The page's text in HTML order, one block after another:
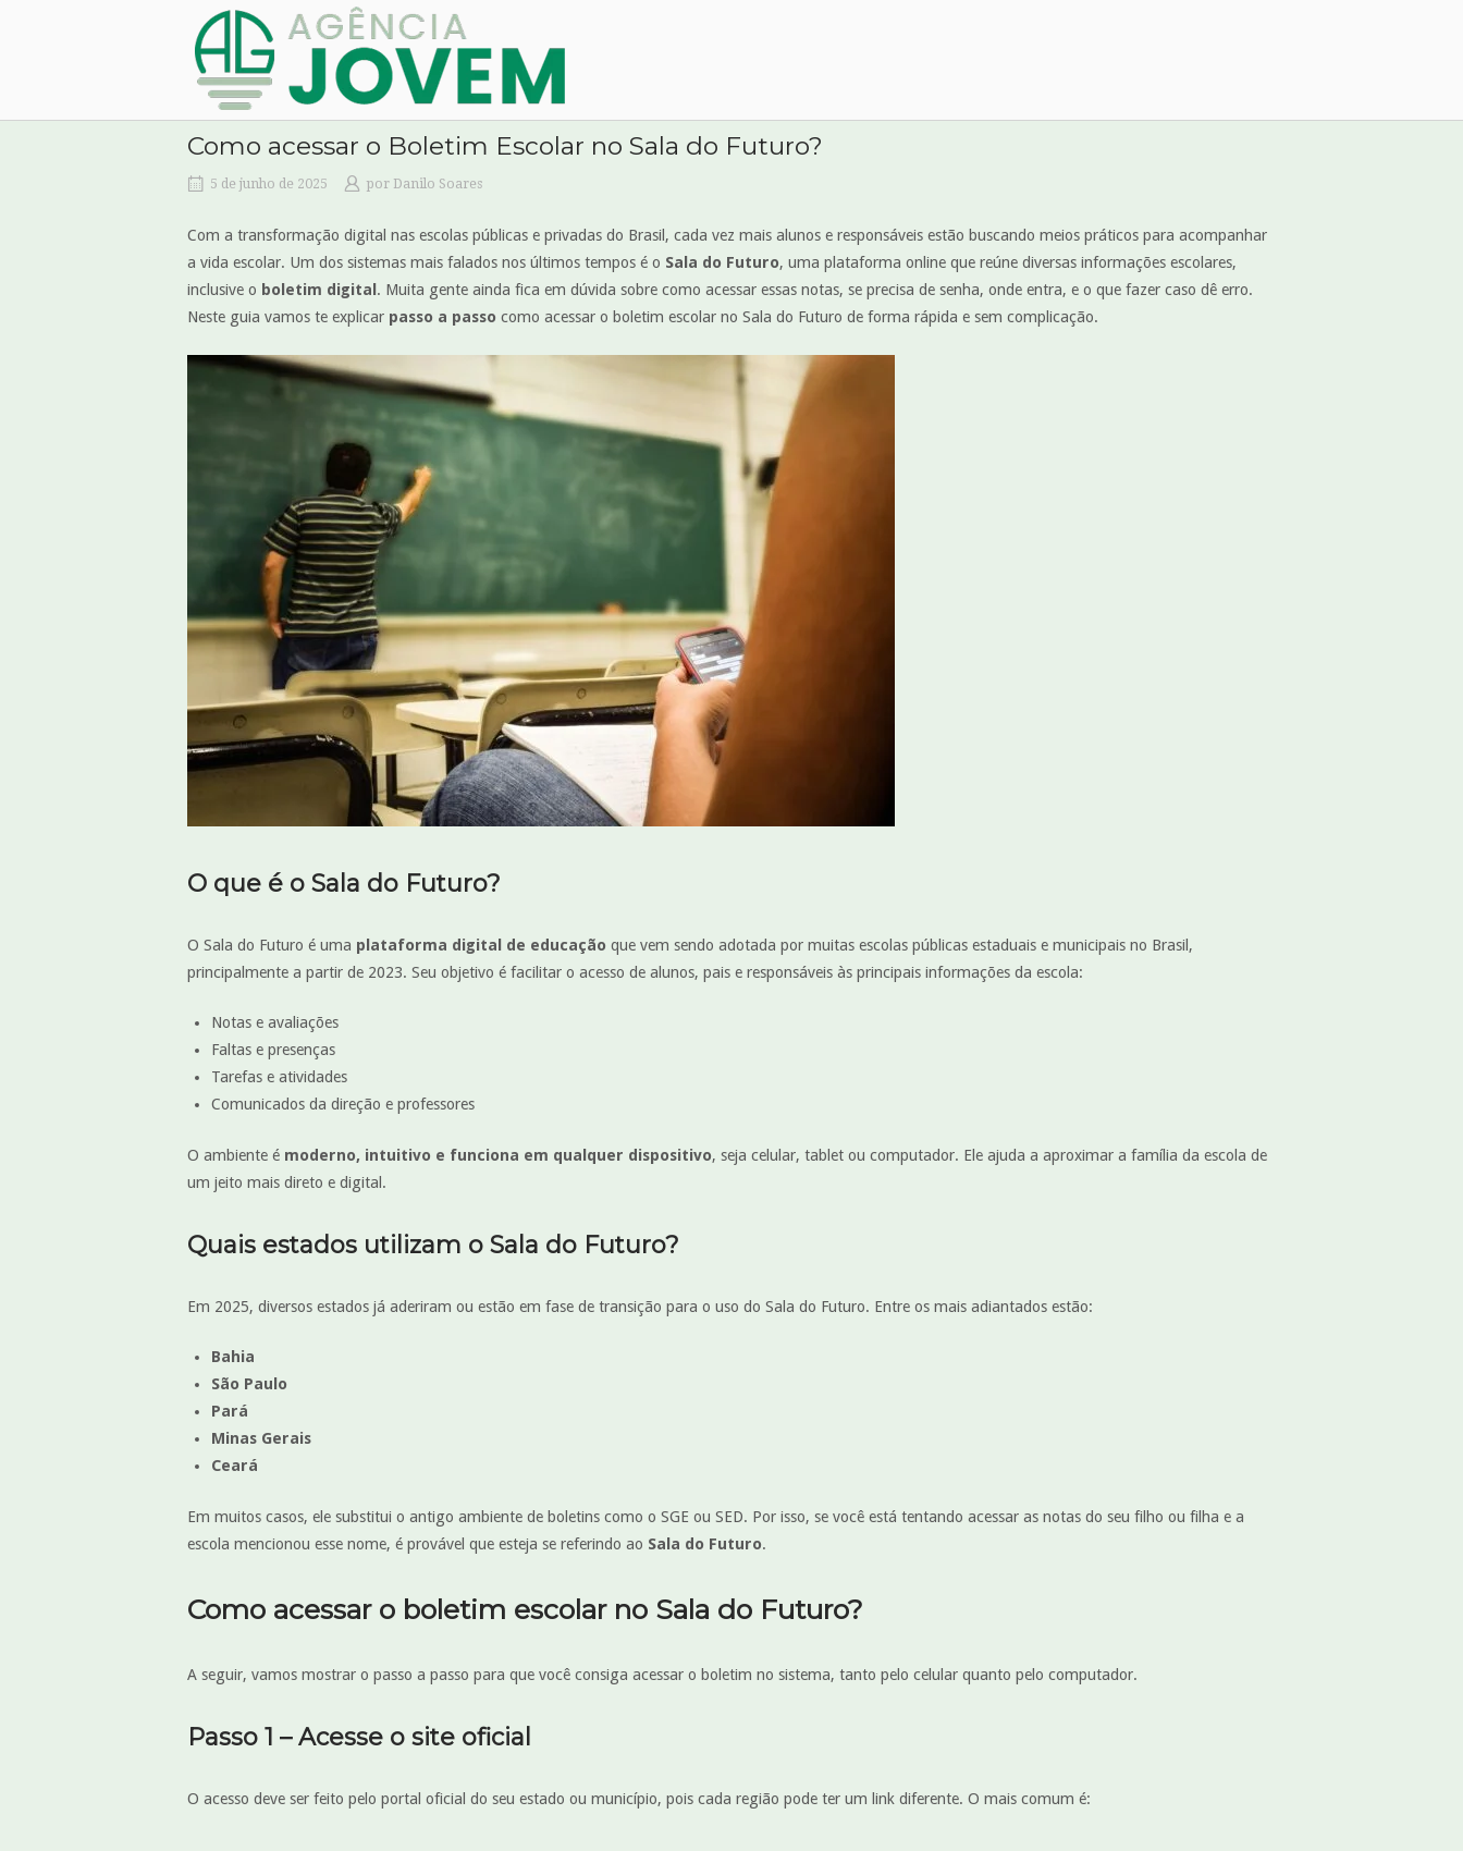
Home
Como acessar o Boletim Escolar no Sala do Futuro?
5 de junho de 2025 por Danilo Soares
Com a transformação digital nas escolas públicas e privadas do Brasil, cada vez mais alunos e responsáveis estão buscando meios práticos para acompanhar
a vida escolar. Um dos sistemas mais falados nos últimos tempos é o Sala do Futuro, uma plataforma online que reúne diversas informações escolares,
inclusive o boletim digital . Muita gente ainda fica em dúvida sobre como acessar essas notas, se precisa de senha, onde entra, e o que fazer caso dê erro.
Neste guia vamos te explicar passo a passo como acessar o boletim escolar no Sala do Futuro de forma rápida e sem complicação.
O que é o Sala do Futuro?
O Sala do Futuro é uma plataforma digital de educação que vem sendo adotada por muitas escolas públicas estaduais e municipais no Brasil,
principalmente a partir de 2023. Seu objetivo é facilitar o acesso de alunos, pais e responsáveis às principais informações da escola:
Notas e avaliações
Faltas e presenças
Tarefas e atividades
Comunicados da direção e professores
O ambiente é moderno, intuitivo e funciona em qualquer dispositivo, seja celular, tablet ou computador. Ele ajuda a aproximar a família da escola de
um jeito mais direto e digital.
Quais estados utilizam o Sala do Futuro?
Em 2025, diversos estados já aderiram ou estão em fase de transição para o uso do Sala do Futuro. Entre os mais adiantados estão:
Bahia
São Paulo
Pará
Minas Gerais
Ceará
Em muitos casos, ele substitui o antigo ambiente de boletins como o SGE ou SED. Por isso, se você está tentando acessar as notas do seu filho ou filha e a
escola mencionou esse nome, é provável que esteja se referindo ao Sala do Futuro.
Como acessar o boletim escolar no Sala do Futuro?
A seguir, vamos mostrar o passo a passo para que você consiga acessar o boletim no sistema, tanto pelo celular quanto pelo computador.
Passo 1 – Acesse o site oficial
O acesso deve ser feito pelo portal oficial do seu estado ou município, pois cada região pode ter um link diferente. O mais comum é: